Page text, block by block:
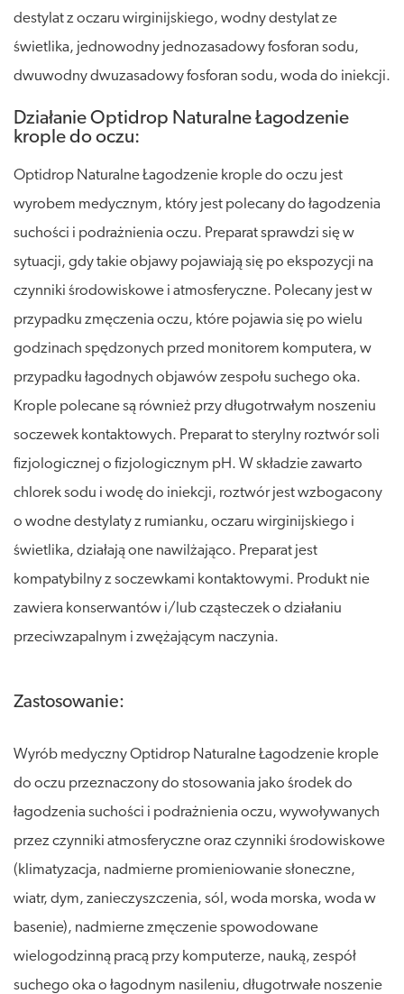
destylat z oczaru wirginijskiego, wodny destylat ze
świetlika, jednowodny jednozasadowy fosforan sodu,
dwuwodny dwuzasadowy fosforan sodu, woda do iniekcji.
Działanie Optidrop Naturalne Łagodzenie
krople do oczu:
Optidrop Naturalne Łagodzenie krople do oczu jest
wyrobem medycznym, który jest polecany do łagodzenia
suchości i podrażnienia oczu. Preparat sprawdzi się w
sytuacji, gdy takie objawy pojawiają się po ekspozycji na
czynniki środowiskowe i atmosferyczne. Polecany jest w
przypadku zmęczenia oczu, które pojawia się po wielu
godzinach spędzonych przed monitorem komputera, w
przypadku łagodnych objawów zespołu suchego oka.
Krople polecane są również przy długotrwałym noszeniu
soczewek kontaktowych. Preparat to sterylny roztwór soli
fizjologicznej o fizjologicznym pH. W składzie zawarto
chlorek sodu i wodę do iniekcji, roztwór jest wzbogacony
o wodne destylaty z rumianku, oczaru wirginijskiego i
świetlika, działają one nawilżająco. Preparat jest
kompatybilny z soczewkami kontaktowymi. Produkt nie
zawiera konserwantów i/lub cząsteczek o działaniu
przeciwzapalnym i zwężającym naczynia.
Zastosowanie:
Wyrób medyczny Optidrop Naturalne Łagodzenie krople
do oczu przeznaczony do stosowania jako środek do
łagodzenia suchości i podrażnienia oczu, wywoływanych
przez czynniki atmosferyczne oraz czynniki środowiskowe
(klimatyzacja, nadmierne promieniowanie słoneczne,
wiatr, dym, zanieczyszczenia, sól, woda morska, woda w
basenie), nadmierne zmęczenie spowodowane
wielogodzinną pracą przy komputerze, nauką, zespół
suchego oka o łagodnym nasileniu, długotrwałe noszenie